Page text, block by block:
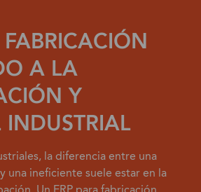
A LA
Y
la diferencia entre una
una ineficiente suele estar en la